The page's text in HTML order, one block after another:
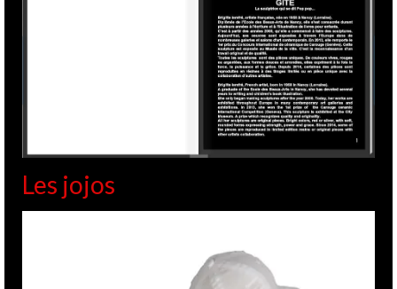
Les jojos